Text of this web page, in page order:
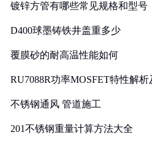
镀锌方管有哪些常见规格和型号
D400球墨铸铁井盖重多少
覆膜砂的耐高温性能如何
RU7088R功率MOSFET特性解
不锈钢通风 管道施工
201不锈钢重量计算方法大全